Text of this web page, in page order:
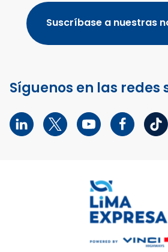
Suscríbase a nuestras
Síguenos en las redes